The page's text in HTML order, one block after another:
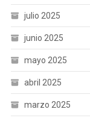
julio 2025
junio 2025
mayo 2025
abril 2025
marzo 2025